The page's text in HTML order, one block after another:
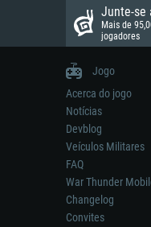
Junte-se
Mais de
jogadores
Jogo
Acerca do jogo
Notícias
Devblog
Veículos Militares
FAQ
War Thunder
Changelog
Convites